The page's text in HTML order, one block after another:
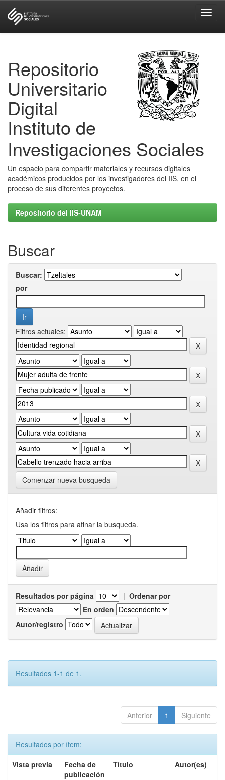
Repositorio
Universitario
Digital
Instituto de
Investigaciones Sociales
Un espacio para compartir materiales y recursos digitales
académicos producidos por los investigadores del IIS, en el
proceso de sus diferentes proyectos.
Repositorio del IIS-UNAM
Buscar
Buscar:
por
Filtros actuales:
Comenzar nueva busqueda
Añadir filtros:
Usa los filtros para afinar la busqueda.
Resultados por página | Ordenar por
En orden
Autor/registro
Resultados 1-1 de 1.
Anterior 1 Siguiente
Resultados por ítem:
Vista previa
Fecha de
publicación
Título Autor(es)